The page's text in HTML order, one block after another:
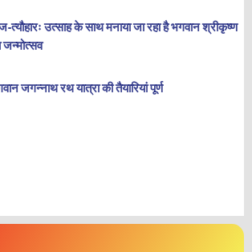
त्यौहारः उत्साह के साथ मनाया जा रहा है भगवान श्रीकृष्ण
जन्‍मोत्‍सव
जगन्नाथ रथ यात्रा की तैयारियां पूर्ण